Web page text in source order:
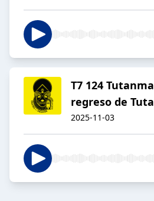
T7 124
regreso de
2025-11-03